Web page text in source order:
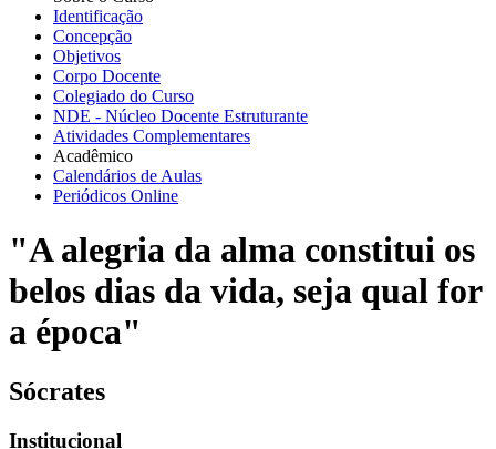
Identificação
Concepção
Objetivos
Corpo Docente
Colegiado do Curso
NDE - Núcleo Docente Estruturante
Atividades Complementares
Acadêmico
Calendários de Aulas
Periódicos Online
"A alegria da alma constitui os
belos dias da vida, seja qual for
a época"
Sócrates
Institucional